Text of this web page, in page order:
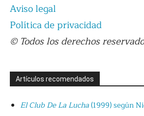
Aviso legal
Política de privacidad
© Todos los derechos
Artículos recomendados
El Club De La Lucha(1999) según